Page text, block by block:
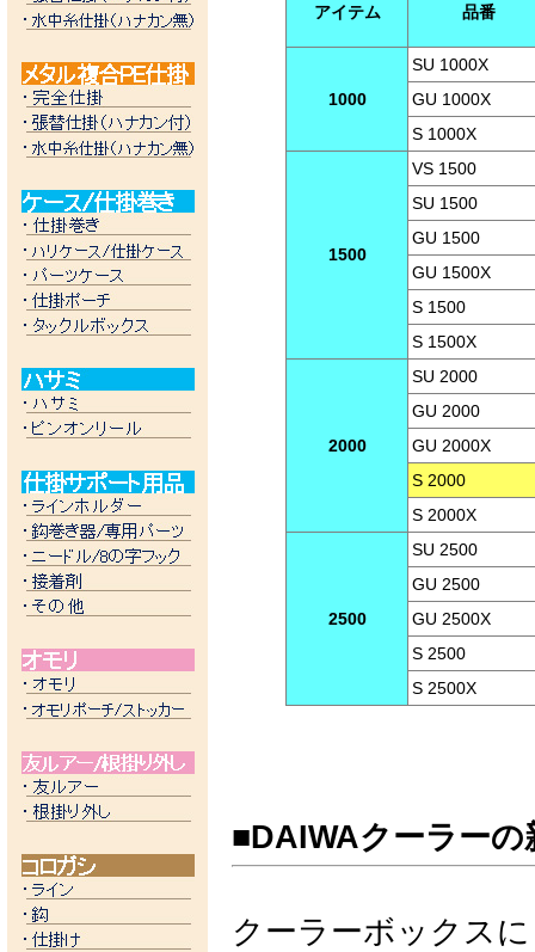
アイテム 品番
1000
SU 1000X
GU 1000X
S 1000X
1500
VS 1500
SU 1500
GU 1500
GU 1500X
S 1500
S 1500X
2000
SU 2000
GU 2000
GU 2000X
S 2000
S 2000X
2500
SU 2500
GU 2500
GU 2500X
S 2500
S 2500X
■DAIWAクーラー
クーラーボックス